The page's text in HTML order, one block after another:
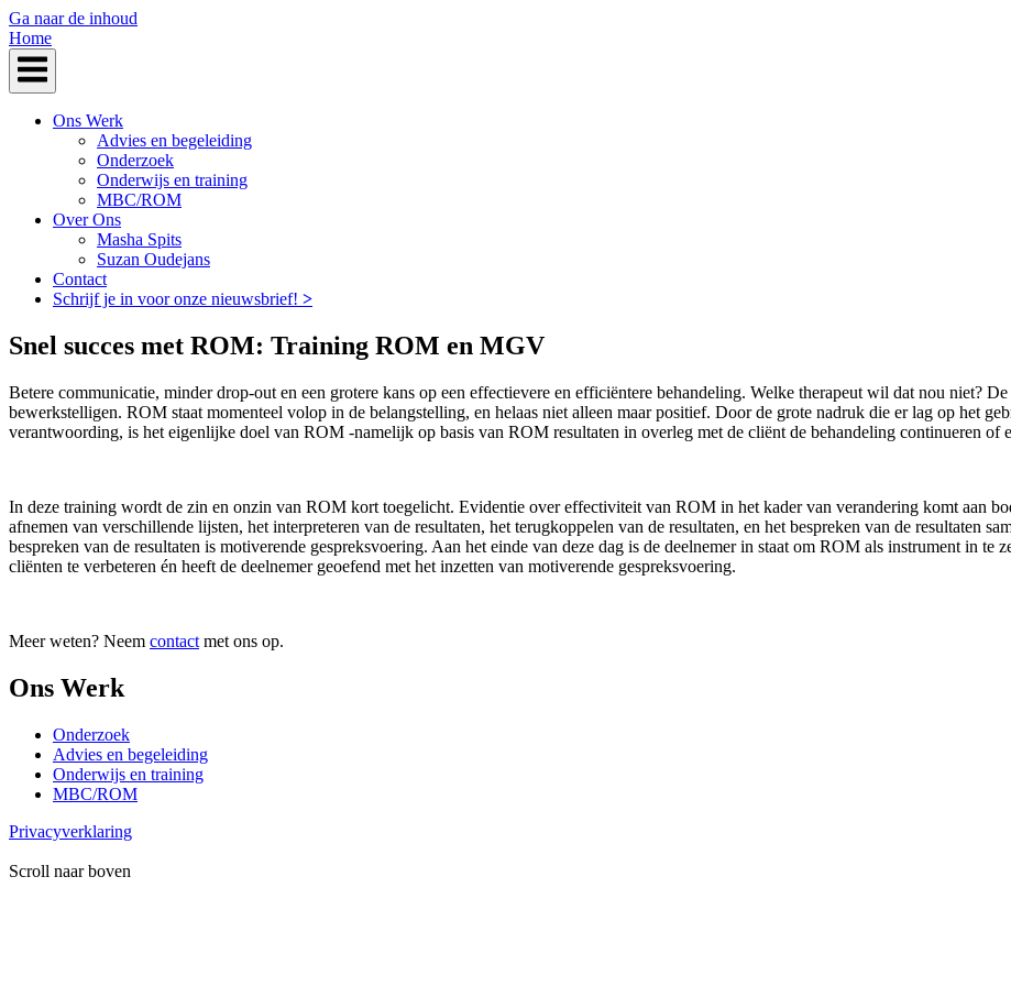
Ga naar de inhoud
Home
Ons Werk
Advies en begeleiding
Onderzoek
Onderwijs en training
MBC/ROM
Over Ons
Masha Spits
Suzan Oudejans
Contact
Schrijf je in voor onze nieuwsbrief! >
Snel succes met ROM: Training ROM en MGV
Betere communicatie, minder drop-out en een grotere kans op een effectievere en efficiëntere behandeling. Welke therapeut wil dat nou niet?
bewerkstelligen. ROM staat momenteel volop in de belangstelling, en helaas niet alleen maar positief. Door de grote nadruk die er lag op het
verantwoording, is het eigenlijke doel van ROM -namelijk op basis van ROM resultaten in overleg met de cliënt de behandeling continueren of
In deze training wordt de zin en onzin van ROM kort toegelicht. Evidentie over effectiviteit van ROM in het kader van verandering komt aan
afnemen van verschillende lijsten, het interpreteren van de resultaten, het terugkoppelen van de resultaten, en het bespreken van de resultaten
bespreken van de resultaten is motiverende gespreksvoering. Aan het einde van deze dag is de deelnemer in staat om ROM als instrument in te
cliënten te verbeteren én heeft de deelnemer geoefend met het inzetten van motiverende gespreksvoering.
Meer weten? Neem contact met ons op.
Ons Werk
Onderzoek
Advies en begeleiding
Onderwijs en training
MBC/ROM
Privacyverklaring
Scroll naar boven